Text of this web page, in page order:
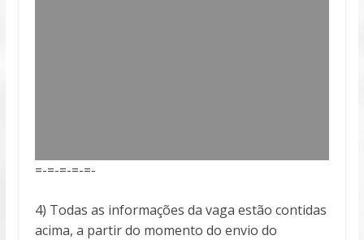
=-=-=-=-=-
4) Todas as informações da vaga estão contidas
acima, a partir do momento do envio do